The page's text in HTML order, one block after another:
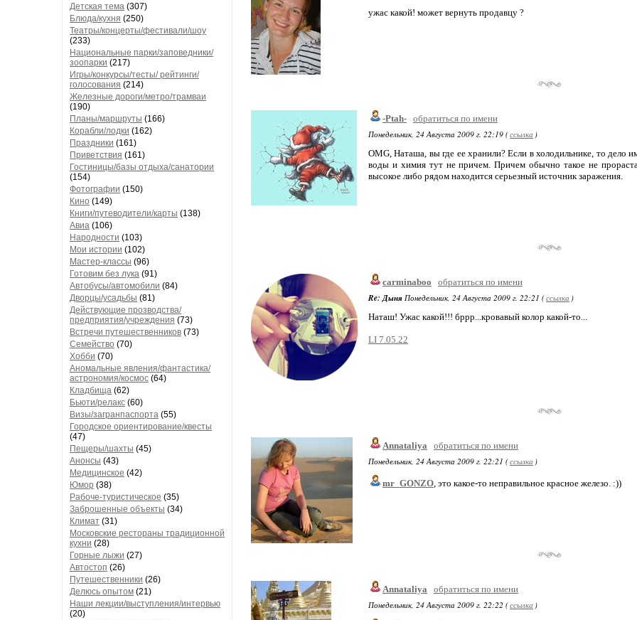
Детская тема (307)
Блюда/кухня (250)
Театры/концерты/фестивали/шоу
(233)
Национальные парки/заповедники/
зоопарки (217)
Игры/конкурсы/тесты/ рейтинги/
голосования (214)
Железные дороги/метро/трамваи
(190)
Планы/маршруты (166)
Корабли/лодки (162)
Праздники (161)
Приветствия (161)
Гостиницы/базы отдыха/санатории
(154)
Фотографии (150)
Кино (149)
Книги/путеводители/карты (138)
Авиа (106)
Народности (103)
Мои истории (102)
Мастер-классы (96)
Готовим без лука (91)
Автобусы/автомобили (84)
Дворцы/усадьбы (81)
Действующие прозводства/
предприятия/учреждения (73)
Встречи путешественников (73)
Семейство (70)
Хобби (70)
Аномальные явления/фантастика/
астрономия/космос (64)
Кладбища (62)
Бьюти/релакс (60)
Визы/загранпаспорта (55)
Городское ориентирование/квесты
(47)
Пещеры/шахты (45)
Анонсы (43)
Медицинское (42)
Юмор (38)
Рабоче-туристическое (35)
Заброшенные объекты (34)
Климат (31)
Московские рестораны традиционной
кухни (28)
Горные лыжи (27)
Автостоп (26)
Путешественники (26)
Делюсь опытом (21)
Наши лекции/выступления/интервью
(20)
ужас какой! может вернуть продавцу ?
-Ptah- обратиться по имени
Понедельник, 24 Августа 2009 г. 22:19 (ссылка )
OMG, Наташа, вы где ее хранили? Если в холодильнике, то дело
воды и химия тут не причем. Причем обычно такое не
высокое либо рядом находится серьезный источник заражения.
carminaboo обратиться по имени
Re: Дыня Понедельник, 24 Августа 2009 г. 22:21 (ссылка )
Наташ! Ужас какой!!! бррр...кровавый колор какой-то...
LI 7.05.22
Annataliya
обратиться по имени
Понедельник, 24 Августа 2009 г. 22:21 (ссылка )
mr_GONZO, это какое-то неправильное красное железо. :))
Annataliya
обратиться по имени
Понедельник, 24 Августа 2009 г. 22:22 (ссылка )